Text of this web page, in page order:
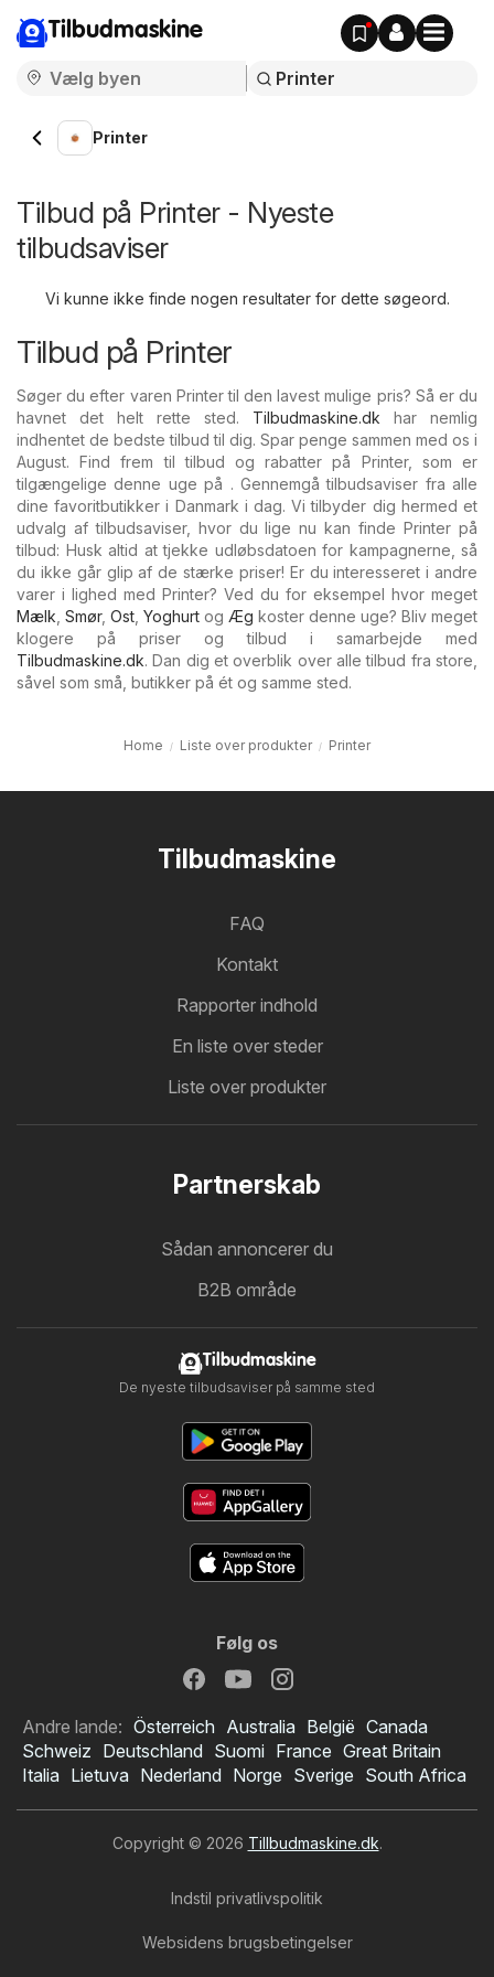
Tilbudmaskine
Printer
Tilbud på Printer - Nyeste
tilbudsaviser
Vi kunne ikke finde nogen resultater for dette søgeord.
Tilbud på Printer
Søger du efter varen Printer til den lavest mulige pris? Så er du
havnet det helt rette sted. Tilbudmaskine.dk har nemlig
indhentet de bedste tilbud til dig. Spar penge sammen med os i
August. Find frem til tilbud og rabatter på Printer, som er
tilgængelige denne uge på . Gennemgå tilbudsaviser fra alle
dine favoritbutikker i Danmark i dag. Vi tilbyder dig hermed et
udvalg af tilbudsaviser, hvor du lige nu kan finde Printer på
tilbud: Husk altid at tjekke udløbsdatoen for kampagnerne, så
du ikke går glip af de stærke priser! Er du interesseret i andre
varer i lighed med Printer? Ved du for eksempel hvor meget
Mælk Smør, Ost Yoghurt og Æg koster denne uge? Bliv meget
klogere på priser og tilbud i samarbejde med
Tilbudmaskine.dk. Dan dig et overblik over alle tilbud fra store,
såvel som små, butikker på ét og samme sted.
Home Liste over produkter Printer
Tilbudmaskine
FAQ
Kontakt
Rapporter indhold
En liste over steder
Liste over produkter
Partnerskab
Sådan annoncerer du
B2B område
Tilbudmaskine
De nyeste tilbudsaviser på samme sted
Følg os
Andre lande: Österreich Australia België Canada
Schweiz Deutschland Suomi France Great Britain
Italia Lietuva Nederland Norge Sverige South Africa
Copyright © 2026 Tillbudmaskine.dk.
Indstil privatlivspolitik
Websidens brugsbetingelser